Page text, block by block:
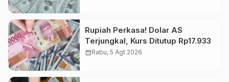
Rupiah Perkasa! Dolar AS
Terjungkal, Kurs Ditutup Rp17.933
calendar_monthRabu, 5 Agt 2026